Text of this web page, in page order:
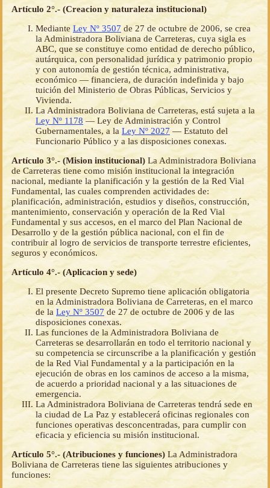
Artículo 2°.- (Creacion y naturaleza institucional)
Mediante Ley Nº 3507 de 27 de octubre de 2006, se crea
la Administradora Boliviana de Carreteras, cuya sigla es
ABC, que se constituye como entidad de derecho público,
autárquica, con personalidad jurídica y patrimonio propio
y con autonomía de gestión técnica, administrativa,
económico — financiera, de duración indefinida y bajo
tuición del Ministerio de Obras Públicas, Servicios y
Vivienda.
La Administradora Boliviana de Carreteras, está sujeta a la
Ley Nº 1178 — Ley de Administración y Control
Gubernamentales, a la Ley Nº 2027 — Estatuto del
Funcionario Público y a las disposiciones conexas.
Artículo 3°.- (Mision institucional) La Administradora Boliviana
de Carreteras tiene como misión institucional la integración
nacional, mediante la planificación y la gestión de la Red Vial
Fundamental, las cuales comprenden actividades de:
planificación, administración, estudios y diseños, construcción,
mantenimiento, conservación y operación de la Red Vial
Fundamental y sus accesos, en el marco del Plan Nacional de
Desarrollo y de la gestión pública nacional, con el fin de
contribuir al logro de servicios de transporte terrestre eficientes,
seguros y económicos.
Artículo 4°.- (Aplicacion y sede)
El presente Decreto Supremo tiene aplicación obligatoria
en la Administradora Boliviana de Carreteras, en el marco
de la Ley Nº 3507 de 27 de octubre de 2006 y de las
disposiciones conexas.
Las funciones de la Administradora Boliviana de
Carreteras se desarrollarán en todo el territorio nacional y
su competencia se circunscribe a la planificación y gestión
de la Red Vial Fundamental y a la participación en la
ejecución de obras en los caminos de acceso a la misma,
de acuerdo a prioridad nacional y a las situaciones de
emergencia.
La Administradora Boliviana de Carreteras tendrá sede en
la ciudad de La Paz y establecerá oficinas regionales con
funciones operativas desconcentradas, para cumplir con
eficacia y eficiencia su misión institucional.
Artículo 5°.- (Atribuciones y funciones) La Administradora
Boliviana de Carreteras tiene las siguientes atribuciones y
funciones: